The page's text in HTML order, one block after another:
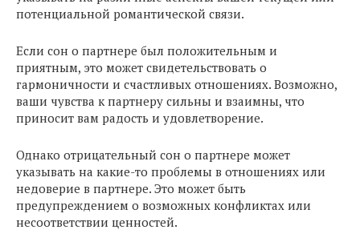
потенциальной романтической связи.
Если сон о партнере был положительным и
приятным, это может свидетельствовать о
гармоничности и счастливых отношениях. Возможно,
ваши чувства к партнеру сильны и взаимны, что
приносит вам радость и удовлетворение.
Однако отрицательный сон о партнере может
указывать на какие-то проблемы в отношениях или
недоверие в партнере. Это может быть
предупреждением о возможных конфликтах или
несоответствии ценностей.